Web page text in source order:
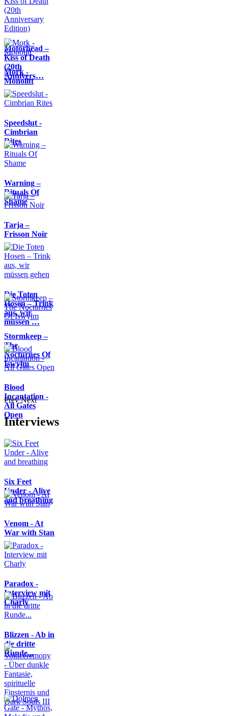
Motörhead –
Kiss of Death
(20th
Annivers…
Mork -
Monolitt
Speedslut -
Cimbrian
Rites
Warning –
Rituals Of
Shame
Tarja –
Frisson Noir
Die Toten
Hosen – Trink
aus, wir
müssen …
Stormkeep –
The
Nocturnes Of
Iswylm
Blood
Incantation -
All Gates
Open
Prev Next
Interviews
Six Feet
Under - Alive
and breathing
Venom - At
War with Stan
Paradox -
Interview mit
Charly
Blizzen - Ab in
die dritte
Runde...